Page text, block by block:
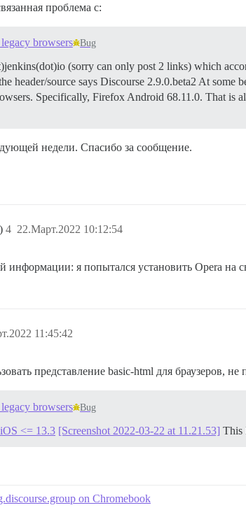
проблема с:
browsers Bug
(sorry can only post 2 links) which
header/source says Discourse 2.9.0.beta2 At
Specifically, Firefox Android 68.11.0. That is
недели. Спасибо за сообщение.
22.Март.2022 10:12:54
4
я попытался установить Opera на
11:45:42
представление basic-html для браузеров,
browsers Bug
<= 13.3 [Screenshot 2022-03-22 at 11.21.53] This
on Chromebook